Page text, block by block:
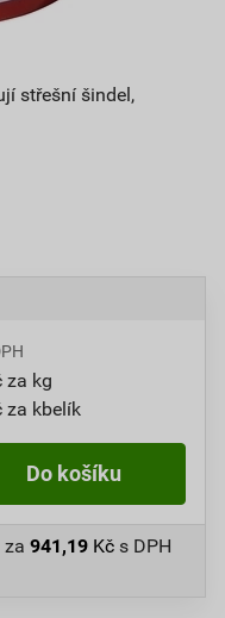
střešní šindel,
za kg
za kbelík
Do košíku
za 941,19 Kč s DPH